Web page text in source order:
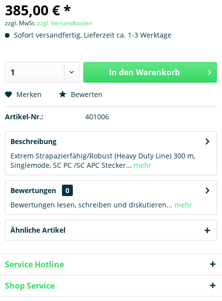
385,00 € *
zzgl. MwSt.zzgl. Versandkosten
Sofort versandfertig, Lieferzeit ca. 1-3 Werktage
In den Warenkorb
Merken Bewerten
Artikel-Nr.: 401006
Beschreibung
Extrem Strapazierfähig/Robust (Heavy Duty Line) 300 m,
Singlemode, SC PC /SC APC Stecker... mehr
Bewertungen
0
Bewertungen lesen, schreiben und diskutieren... mehr
Ähnliche Artikel
Service Hotline
Shop Service